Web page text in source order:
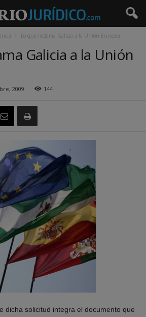
Lo que reclama Galicia a la Unión Europea
Galicia a la Unión
2009 144
dicha solicitud integra el documento que